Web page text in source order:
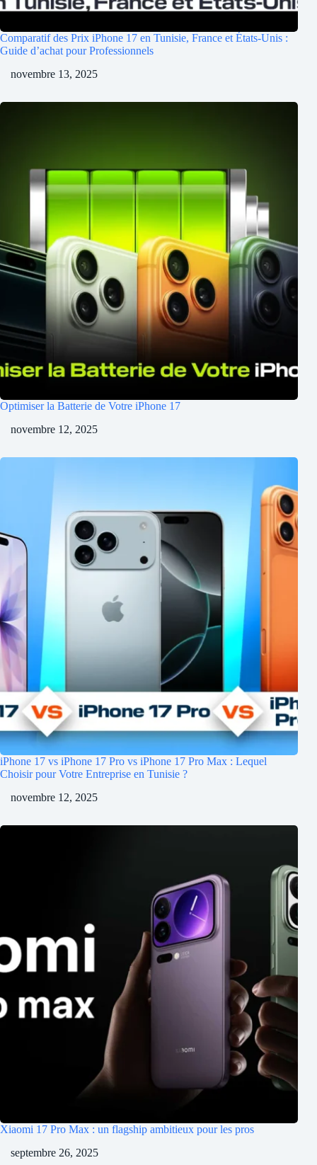
Comparatif des Prix iPhone 17 en Tunisie, France et États-Unis :
Guide d’achat pour Professionnels
novembre 13, 2025
Optimiser la Batterie de Votre iPhone 17
novembre 12, 2025
iPhone 17 vs iPhone 17 Pro vs iPhone 17 Pro Max : Lequel
Choisir pour Votre Entreprise en Tunisie ?
novembre 12, 2025
Xiaomi 17 Pro Max : un flagship ambitieux pour les pros
septembre 26, 2025